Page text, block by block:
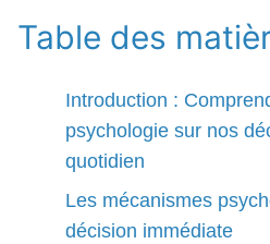
Table des
Introduction :
psychologie sur nos
quotidien
Les mécanismes
décision immédiate